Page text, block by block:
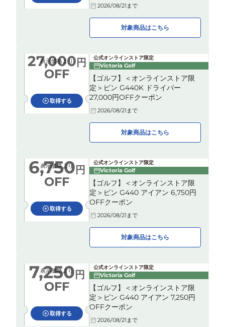
2026/08/21 まで
対象商品はこちら
表示価格より
27,000 円
OFF
取得する
公式オンラインストア限定
Victoria Golf
【ゴルフ】＜オンラインストア限
定＞ピン G440K ドライバー
27,000円OFFクーポン
2026/08/21 まで
対象商品はこちら
表示価格より
6,750 円
OFF
取得する
公式オンラインストア限定
Victoria Golf
【ゴルフ】＜オンラインストア限
定＞ピン G440 アイアン 6,750円
OFFクーポン
2026/08/21 まで
対象商品はこちら
表示価格より
7,250 円
OFF
取得する
公式オンラインストア限定
Victoria Golf
【ゴルフ】＜オンラインストア限
定＞ピン G440 アイアン 7,250円
OFFクーポン
2026/08/21 まで